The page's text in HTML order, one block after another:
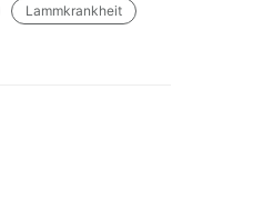
Lammkrankheit